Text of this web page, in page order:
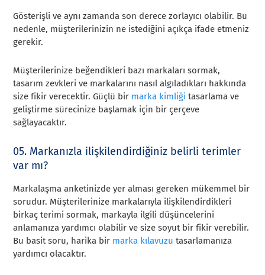
Gösterişli ve aynı zamanda son derece zorlayıcı olabilir. Bu
nedenle, müşterilerinizin ne istediğini açıkça ifade etmeniz
gerekir.
Müşterilerinize beğendikleri bazı markaları sormak,
tasarım zevkleri ve markalarını nasıl algıladıkları hakkında
size fikir verecektir. Güçlü bir marka kimliği tasarlama ve
geliştirme sürecinize başlamak için bir çerçeve
sağlayacaktır.
05. Markanızla ilişkilendirdiğiniz belirli terimler
var mı?
Markalaşma anketinizde yer alması gereken mükemmel bir
sorudur. Müşterilerinize markalarıyla ilişkilendirdikleri
birkaç terimi sormak, markayla ilgili düşüncelerini
anlamanıza yardımcı olabilir ve size soyut bir fikir verebilir.
Bu basit soru, harika bir marka kılavuzu tasarlamanıza
yardımcı olacaktır.